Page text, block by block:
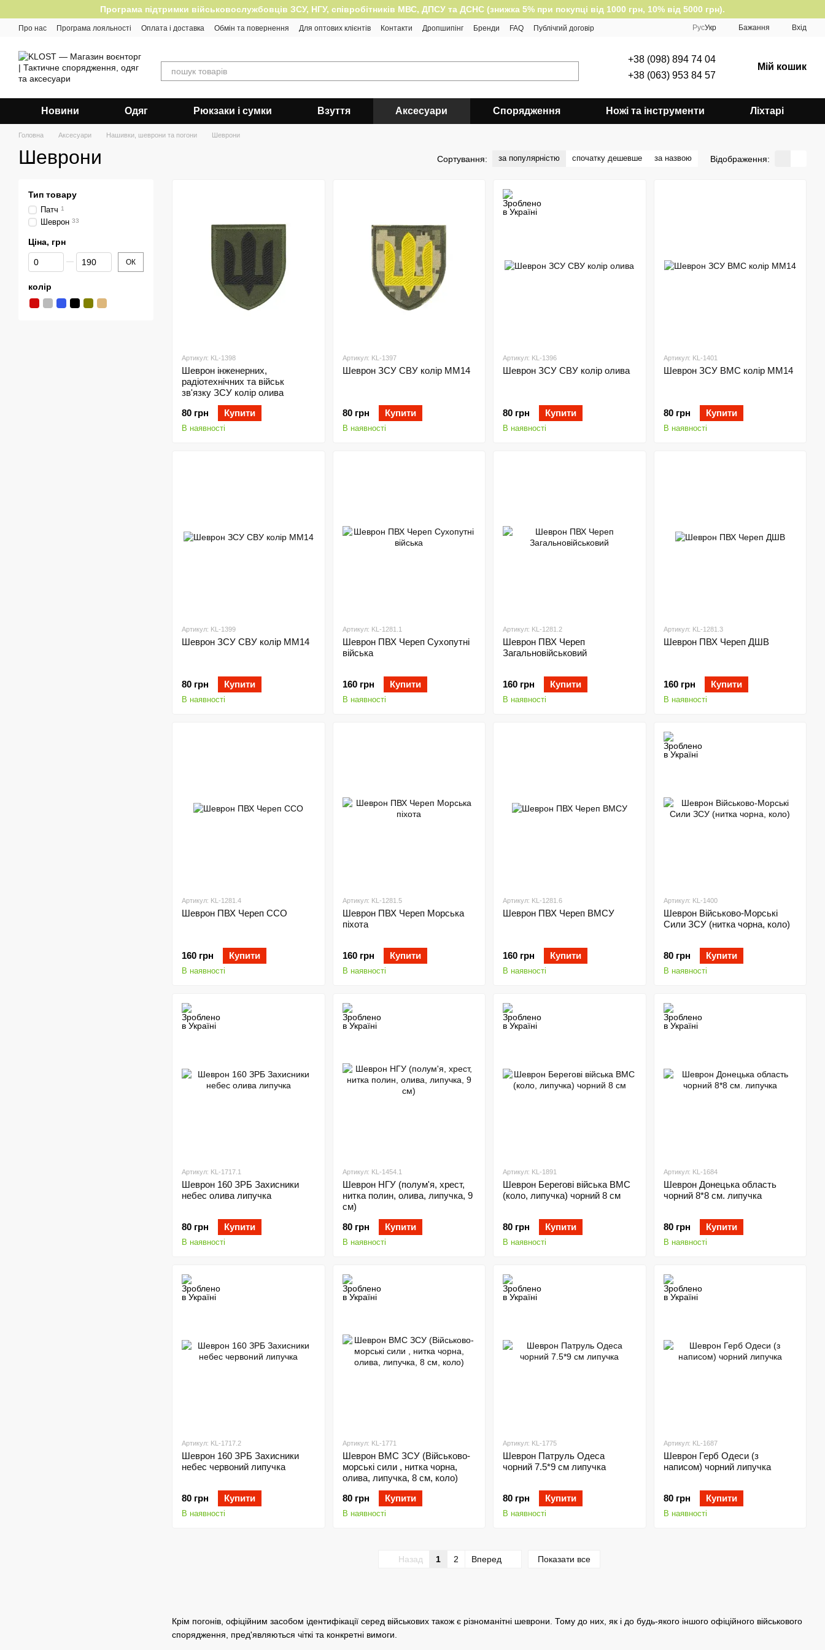
Перейти до основного контентуПрограма підтримки військовослужбовців ЗСУ, НГУ, співробітників МВС, ДПСУ та ДСНС (знижка 5% при покупці від 1000 грн, 10% від 5000 грн).
Про нас Програма лояльності Оплата і доставка Обмін та повернення Для оптових клієнтів Контакти Дропшипінг Бренди FAQ
Публічгий договір
РусУкр Бажання Вхід
+38 (098) 894 74 04
+38 (063) 953 84 57
Мій кошик
Новини Одяг Рюкзаки і сумки Взуття Аксесуари Спорядження Ножі та інструменти Ліхтарі
Головна Аксесуари Нашивки, шеврони та погони Шеврони
Шеврони Сортування: за популярністю спочатку дешевше за назвою Відображення:
Крім погонів, офіційним засобом ідентифікації серед військових також є різноманітні шеврони. Тому до них, як і до будь-якого іншого офіційного військового
спорядження, пред'являються чіткі та конкретні вимоги.
Артикул: KL-1398
Шеврон інженерних,
радіотехнічних та військ
зв'язку ЗСУ колір олива
80 грн
Купити
В наявності
Артикул: KL-1397
Шеврон ЗСУ СВУ колір ММ14
80 грн Купити
В наявності
Артикул: KL-1396
Шеврон ЗСУ СВУ колір олива
80 грн Купити
В наявності
Артикул: KL-1401
Шеврон ЗСУ ВМС колір ММ14
80 грн Купити
В наявності
Артикул: KL-1399
Шеврон ЗСУ СВУ колір ММ14
80 грн Купити
В наявності
Артикул: KL-1281.1
Шеврон ПВХ Череп Сухопутні
війська
160 грн Купити
В наявності
Артикул: KL-1281.2
Шеврон ПВХ Череп
Загальновійськовий
160 грн Купити
В наявності
Артикул: KL-1281.3
Шеврон ПВХ Череп ДШВ
160 грн Купити
В наявності
Артикул: KL-1281.4
Шеврон ПВХ Череп ССО
160 грн Купити
В наявності
Артикул: KL-1281.5
Шеврон ПВХ Череп Морська
піхота
160 грн Купити
В наявності
Артикул: KL-1281.6
Шеврон ПВХ Череп ВМСУ
160 грн Купити
В наявності
Артикул: KL-1400
Шеврон Військово-Морські
Сили ЗСУ (нитка чорна, коло)
80 грн Купити
В наявності
Артикул: KL-1717.1
Шеврон 160 ЗРБ Захисники
небес олива липучка
80 грн Купити
В наявності
Артикул: KL-1454.1
Шеврон НГУ (полум'я, хрест,
нитка полин, олива, липучка, 9
см)
80 грн
Купити
В наявності
Артикул: KL-1891
Шеврон Берегові війська ВМС
(коло, липучка) чорний 8 см
80 грн Купити
В наявності
Артикул: KL-1684
Шеврон Донецька область
чорний 8*8 см. липучка
80 грн Купити
В наявності
Артикул: KL-1717.2
Шеврон 160 ЗРБ Захисники
небес червоний липучка
80 грн Купити
В наявності
Артикул: KL-1771
Шеврон ВМС ЗСУ (Військово-
морські сили , нитка чорна,
олива, липучка, 8 см, коло)
80 грн
Купити
В наявності
Артикул: KL-1775
Шеврон Патруль Одеса
чорний 7.5*9 см липучка
80 грн Купити
В наявності
Артикул: KL-1687
Шеврон Герб Одеси (з
написом) чорний липучка
80 грн Купити
В наявності
Назад 1 2 Вперед Показати все
Тип товару
Патч 1
Шеврон 33
Ціна, грн
Від Ціна, грн
До Ціна, грн ОК
колір